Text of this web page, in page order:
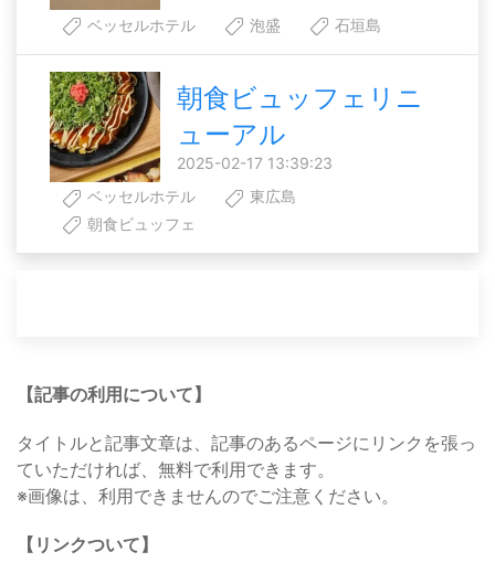
ベッセルホテル 泡盛 石垣島
朝食ビュッフェリニ
ューアル
2025-02-17 13:39:23
ベッセルホテル
東広島
朝食ビュッフェ
【記事の利用について】
タイトルと記事文章は、記事のあるページにリンクを張っ
ていただければ、無料で利用できます。
※画像は、利用できませんのでご注意ください。
【リンクついて】